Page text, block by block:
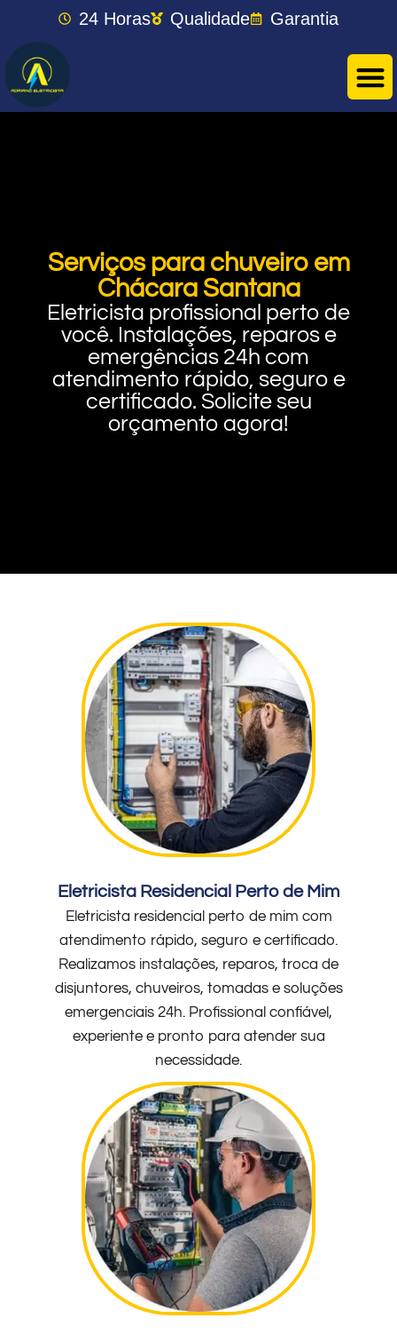
24 Horas Qualidade Garantia
Serviços para chuveiro em
Chácara Santana
Eletricista profissional perto de
você. Instalações, reparos e
emergências 24h com
atendimento rápido, seguro e
certificado. Solicite seu
orçamento agora!
Eletricista Residencial Perto de Mim
Eletricista residencial perto de mim com
atendimento rápido, seguro e certificado.
Realizamos instalações, reparos, troca de
disjuntores, chuveiros, tomadas e soluções
emergenciais 24h. Profissional confiável,
experiente e pronto para atender sua
necessidade.